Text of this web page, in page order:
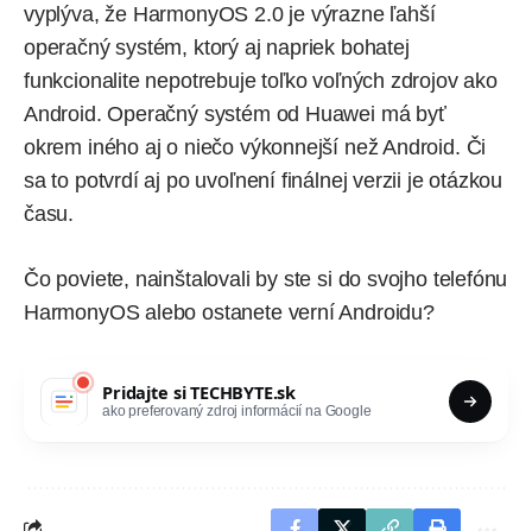
vyplýva, že HarmonyOS 2.0 je výrazne ľahší
operačný systém, ktorý aj napriek bohatej
funkcionalite nepotrebuje toľko voľných zdrojov ako
Android. Operačný systém od Huawei má byť
okrem iného aj o niečo výkonnejší než Android. Či
sa to potvrdí aj po uvoľnení finálnej verzii je otázkou
času.
Čo poviete, nainštalovali by ste si do svojho telefónu
HarmonyOS alebo ostanete verní Androidu?
Pridajte siTECHBYTE.sk
ako preferovaný zdroj informácií na Google